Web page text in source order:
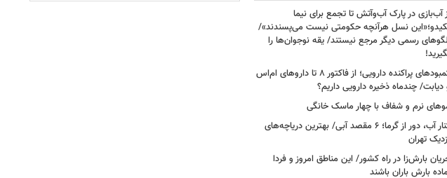
آب‌بازی در پارک آب‌وآتش تا تجمع برای نیما
نسل هرآنچه حکومتی نیست می‌پسندند»/
رسمی دیگر مرجع نیستند/ یقه نوجوان‌ها را
کمبودهای پراکنده دارویی؛ از فاکتور ۸ تا داروهای ام‌اس
دیابت/ چندماه ذخیره دارویی داریم؟
نرم و شفاف با چهار ماسک خانگی
کنار آب، دور از گرما؛ ۶ مقصد آبی/ بهترین دریاچه‌های
تهران
بارش‌زا در راه کشور/ این مناطق امروز و فردا
بارش باران باشند